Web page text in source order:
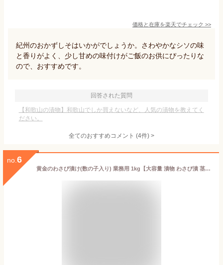
価格と在庫を楽天でチェック >>
紀州のおかずしそはいかがでしょうか。さわやかなシソの味
と香りがよく、少し甘めの味付けがご飯のお供にぴったりな
ので、おすすめです。
回答された質問
【和歌山の漬物】和歌山でしか買えないなど、人気の漬物を教えてく
ださい。
全てのおすすめコメント (4件) >
no. 6
黄金のわさび漬け(数の子入り) 業務用 1kg【大容量 漬物 わさび漬 茎 漬け 山海漬け 山海漬 かずのこ 数の子 なのや 静岡 土産 ご飯のお供 お取り寄せ おつまみ グルメ 酒の肴 わさび ワサビ 山葵 ワサビ漬 ワサビ漬け】